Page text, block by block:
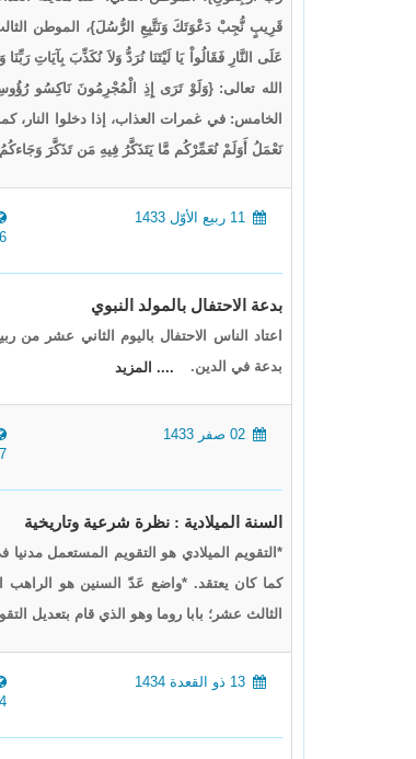
قَرِيبٍ نُّجِبْ دَعْوَتَكَ وَنَتَّبِعِ الرُّسُلَ}، الموطن الثالث:
عَلَى النَّارِ فَقَالُواْ يَا لَيْتَنَا نُرَدُّ وَلاَ نُكَذِّبَ بِآيَاتِ
الله تعالى: {وَلَوْ تَرَى إِذِ الْمُجْرِمُونَ نَاكِسُو
الخامس: في غمرات العذاب، إذا دخلوا النار،
نَعْمَلُ أَوَلَمْ نُعَمِّرْكُم مَّا يَتَذَكَّرُ فِيهِ مَن تَذَكَّرَ وَجَاءكُمُ
بدعة الاحتفال بالمولد النبوي
اعتاد الناس الاحتفال باليوم الثاني عشر من
بدعة في الدين.
.... المزيد
السنة الميلادية : نظرة شرعية وتاريخية
*التقويم الميلادي هو التقويم المستعمل
كما كان يعتقد. *واضع عَدّ السنين هو الراهب
الثالث عشر؛ بابا روما وهو الذي قام بتعديل